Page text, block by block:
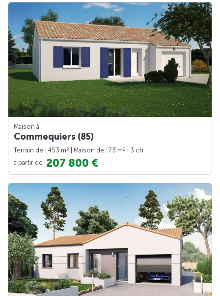
Maison à
Commequiers (85)
Terrain de : 453 m2 | Maison de : 73 m2
| 3 ch.
à partir de 207 800 €